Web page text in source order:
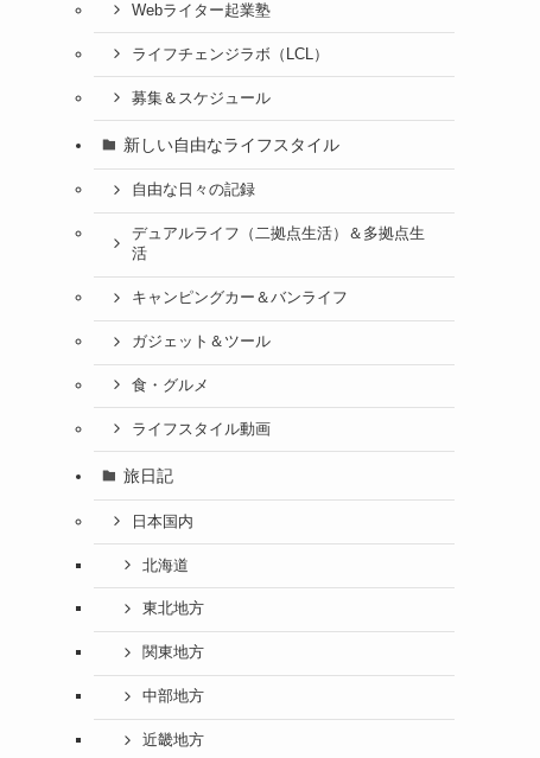
Webライター起業塾
ライフチェンジラボ（LCL）
募集＆スケジュール
新しい自由なライフスタイル
自由な日々の記録
デュアルライフ（二拠点生活）＆多拠点生
活
キャンピングカー＆バンライフ
ガジェット＆ツール
食・グルメ
ライフスタイル動画
旅日記
日本国内
北海道
東北地方
関東地方
中部地方
近畿地方